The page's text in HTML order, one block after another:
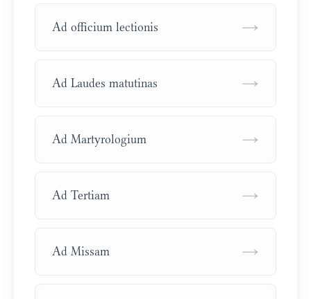
Ad officium lectionis →
Ad Laudes matutinas →
Ad Martyrologium →
Ad Tertiam →
Ad Missam →